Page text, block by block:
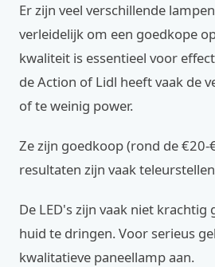
Er zijn veel verschillende
verleidelijk om een goedkope
kwaliteit is essentieel voor
de Action of Lidl heeft vaak de
of te weinig power.
Ze zijn goedkoop (rond de €20-
resultaten zijn vaak
De LED's zijn vaak niet
huid te dringen. Voor serieus
kwalitatieve paneellamp aan.